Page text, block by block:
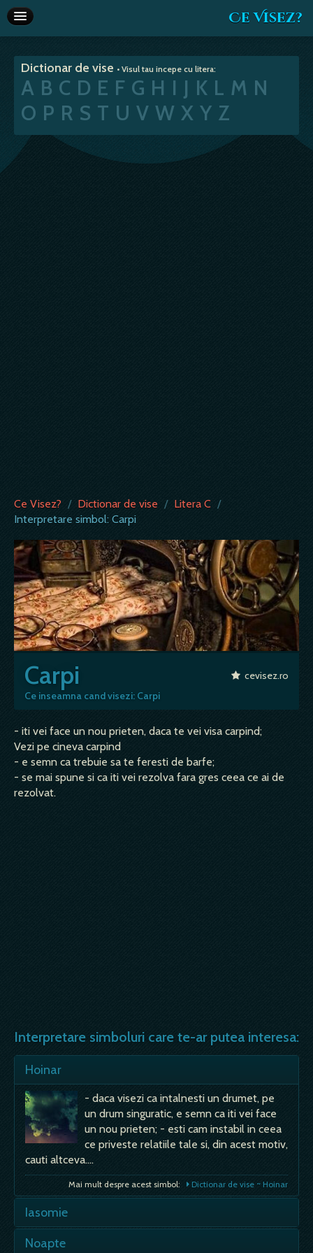
Ce Visez?
Interpretare vise
Articole
Va recomandam
Dictionar de vise • Visul tau incepe cu litera:
A B C D E F G H I J K L M N
O P R S T U V W X Y Z
Ce Visez? / Dictionar de vise / Litera C /
Interpretare simbol: Carpi
Carpi
Ce inseamna cand visezi: Carpi
cevisez.ro
- iti vei face un nou prieten, daca te vei visa carpind;
Vezi pe cineva carpind
- e semn ca trebuie sa te feresti de barfe;
- se mai spune si ca iti vei rezolva fara gres ceea ce ai de
rezolvat.
Interpretare simboluri care te-ar putea interesa:
Hoinar
- daca visezi ca intalnesti un drumet, pe
un drum singuratic, e semn ca iti vei face
un nou prieten; - esti cam instabil in ceea
ce priveste relatiile tale si, din acest motiv,
cauti altceva.…
Mai mult despre acest simbol: Dictionar de vise ~ Hoinar
Iasomie
Noapte